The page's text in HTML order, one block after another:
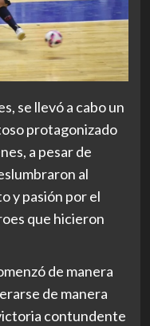
se llevó a cabo un
protagonizado
a pesar de
al
y pasión por el
que hicieron
de manera
de manera
contundente